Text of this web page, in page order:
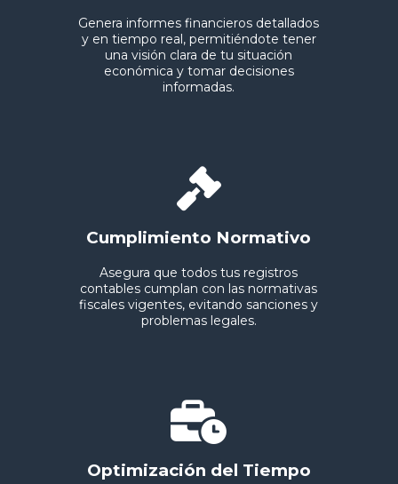
Genera informes financieros detallados
y en tiempo real, permitiéndote tener
una visión clara de tu situación
económica y tomar decisiones
informadas.
Cumplimiento Normativo
Asegura que todos tus registros
contables cumplan con las normativas
fiscales vigentes, evitando sanciones y
problemas legales.
Optimización del Tiempo